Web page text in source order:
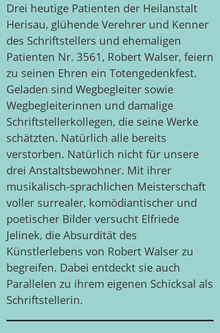
Drei heutige Patienten der Heilanstalt
Herisau, glühende Verehrer und Kenner
des Schriftstellers und ehemaligen
Patienten Nr. 3561, Robert Walser, feiern
zu seinen Ehren ein Totengedenkfest.
Geladen sind Wegbegleiter sowie
Wegbegleiterinnen und damalige
Schriftstellerkollegen, die seine Werke
schätzten. Natürlich alle bereits
verstorben. Natürlich nicht für unsere
drei Anstaltsbewohner. Mit ihrer
musikalisch-sprachlichen Meisterschaft
voller surrealer, komödiantischer und
poetischer Bilder versucht Elfriede
Jelinek, die Absurdität des
Künstlerlebens von Robert Walser zu
begreifen. Dabei entdeckt sie auch
Parallelen zu ihrem eigenen Schicksal als
Schriftstellerin.